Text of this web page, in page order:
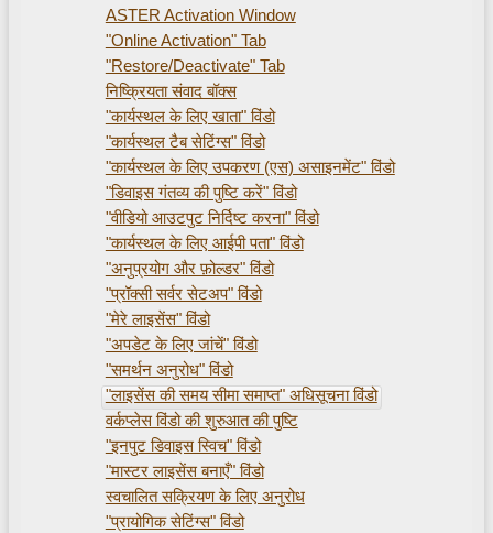
ASTER Activation Window
"Online Activation" Tab
"Restore/Deactivate" Tab
निष्क्रियता संवाद बॉक्स
"कार्यस्थल के लिए खाता" विंडो
"कार्यस्थल टैब सेटिंग्स" विंडो
"कार्यस्थल के लिए उपकरण (एस) असाइनमेंट" विंडो
"डिवाइस गंतव्य की पुष्टि करें" विंडो
"वीडियो आउटपुट निर्दिष्ट करना" विंडो
"कार्यस्थल के लिए आईपी पता" विंडो
"अनुप्रयोग और फ़ोल्डर" विंडो
"प्रॉक्सी सर्वर सेटअप" विंडो
"मेरे लाइसेंस" विंडो
"अपडेट के लिए जांचें" विंडो
"समर्थन अनुरोध" विंडो
"लाइसेंस की समय सीमा समाप्त" अधिसूचना विंडो
वर्कप्लेस विंडो की शुरुआत की पुष्टि
"इनपुट डिवाइस स्विच" विंडो
"मास्टर लाइसेंस बनाएँ" विंडो
स्वचालित सक्रियण के लिए अनुरोध
"प्रायोगिक सेटिंग्स" विंडो